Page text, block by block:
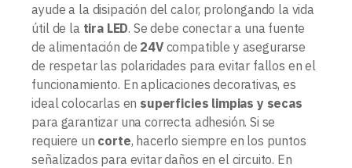
ayude a la disipación del calor, prolongando la vida
útil de la tira LED. Se debe conectar a una fuente
de alimentación de 24Vcompatible y asegurarse
de respetar las polaridades para evitar fallos en el
funcionamiento. En aplicaciones decorativas, es
ideal colocarlas en superficies limpias y secas
para garantizar una correcta adhesión. Si se
requiere un corte, hacerlo siempre en los puntos
señalizados para evitar daños en el circuito. En